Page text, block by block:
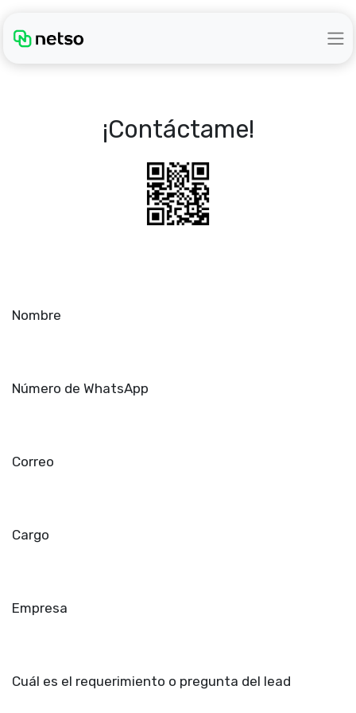
¡Contáctame!
Nombre
Número de WhatsApp
Correo
Cargo
Empresa
Cuál es el requerimiento o pregunta del lead